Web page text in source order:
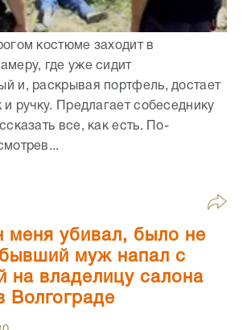
костюме заходит в
где уже сидит
и, раскрывая портфель, достает
и ручку. Предлагает собеседнику
все, как есть. По-
меня убивал, было не
муж напал с
на владелицу салона
Волгограде